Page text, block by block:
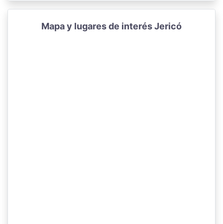
Mapa y lugares de interés Jericó